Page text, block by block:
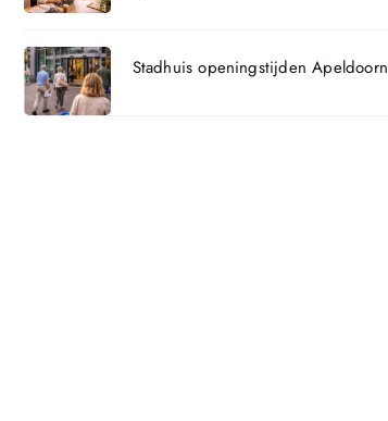
Stadhuis openingstijden Apeldoorn